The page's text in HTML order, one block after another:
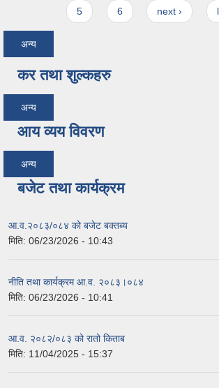
5 6 next ›
अन्य
कर तथा शुल्कहरु
अन्य
आय व्यय विवरण
अन्य
बजेट तथा कार्यक्रम
आ.व.२०८३/०८४ को बजेट बक्तब्य
मिति: 06/23/2026 - 10:43
नीति तथा कार्यक्रम आ.व. २०८३।०८४
मिति: 06/23/2026 - 10:41
आ.व. २०८२/०८३ को रातो किताब
मिति: 11/04/2025 - 15:37